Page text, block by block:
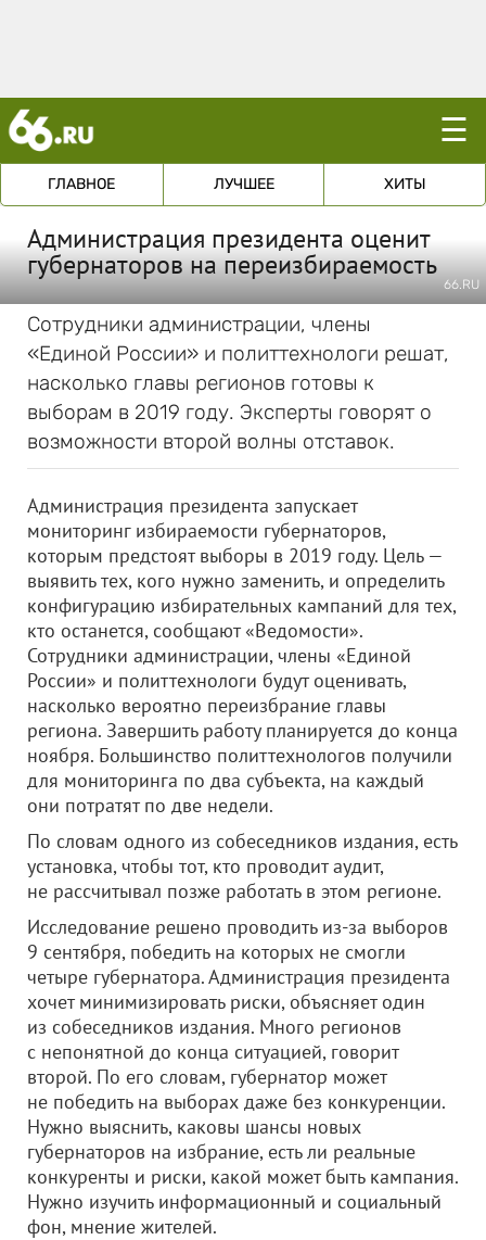
☰
ГЛАВНОЕ ЛУЧШЕЕ ХИТЫ
Администрация президента оценит
губернаторов на переизбираемость
66.RU
Сотрудники администрации, члены
«Единой России» и политтехнологи решат,
насколько главы регионов готовы к
выборам в 2019 году. Эксперты говорят о
возможности второй волны отставок.
Администрация президента запускает
мониторинг избираемости губернаторов,
которым предстоят выборы в 2019 году. Цель —
выявить тех, кого нужно заменить, и определить
конфигурацию избирательных кампаний для тех,
кто останется, сообщают «Ведомости».
Сотрудники администрации, члены «Единой
России» и политтехнологи будут оценивать,
насколько вероятно переизбрание главы
региона. Завершить работу планируется до конца
ноября. Большинство политтехнологов получили
для мониторинга по два субъекта, на каждый
они потратят по две недели.
По словам одного из собеседников издания, есть
установка, чтобы тот, кто проводит аудит,
не рассчитывал позже работать в этом регионе.
Исследование решено проводить из-за выборов
9 сентября, победить на которых не смогли
четыре губернатора. Администрация президента
хочет минимизировать риски, объясняет один
из собеседников издания. Много регионов
с непонятной до конца ситуацией, говорит
второй. По его словам, губернатор может
не победить на выборах даже без конкуренции.
Нужно выяснить, каковы шансы новых
губернаторов на избрание, есть ли реальные
конкуренты и риски, какой может быть кампания.
Нужно изучить информационный и социальный
фон, мнение жителей.